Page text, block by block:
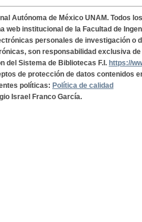
Autónoma de México UNAM. Todos
web institucional de la Facultad de
personales de investigación o
son responsabilidad exclusiva
del Sistema de Bibliotecas F.I. https://
de protección de datos contenidos
políticas: Política de calidad
Israel Franco García.